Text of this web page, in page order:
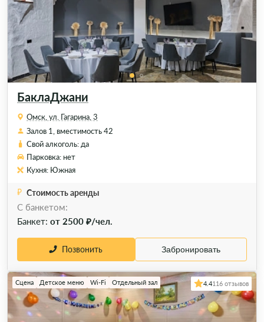
БаклаДжани
Омск, ул. Гагарина, 3
Залов 1, вместимость 42
Свой алкоголь: да
Парковка: нет
Кухня: Южная
Стоимость аренды
C банкетом:
Банкет: от 2500 ₽/чел.
Позвонить Забронировать
Сцена Детское меню Wi-Fi Отдельный зал 4.4116 отзывов